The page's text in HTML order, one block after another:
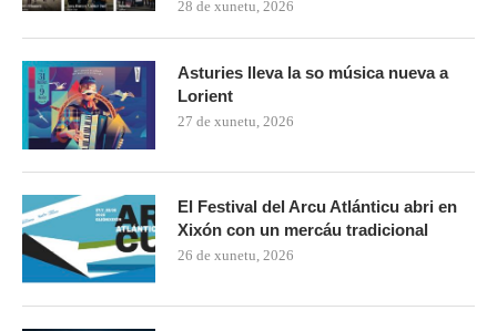
28 de xunetu, 2026
Asturies lleva la so música nueva a
Lorient
27 de xunetu, 2026
El Festival del Arcu Atlánticu abri en
Xixón con un mercáu tradicional
26 de xunetu, 2026